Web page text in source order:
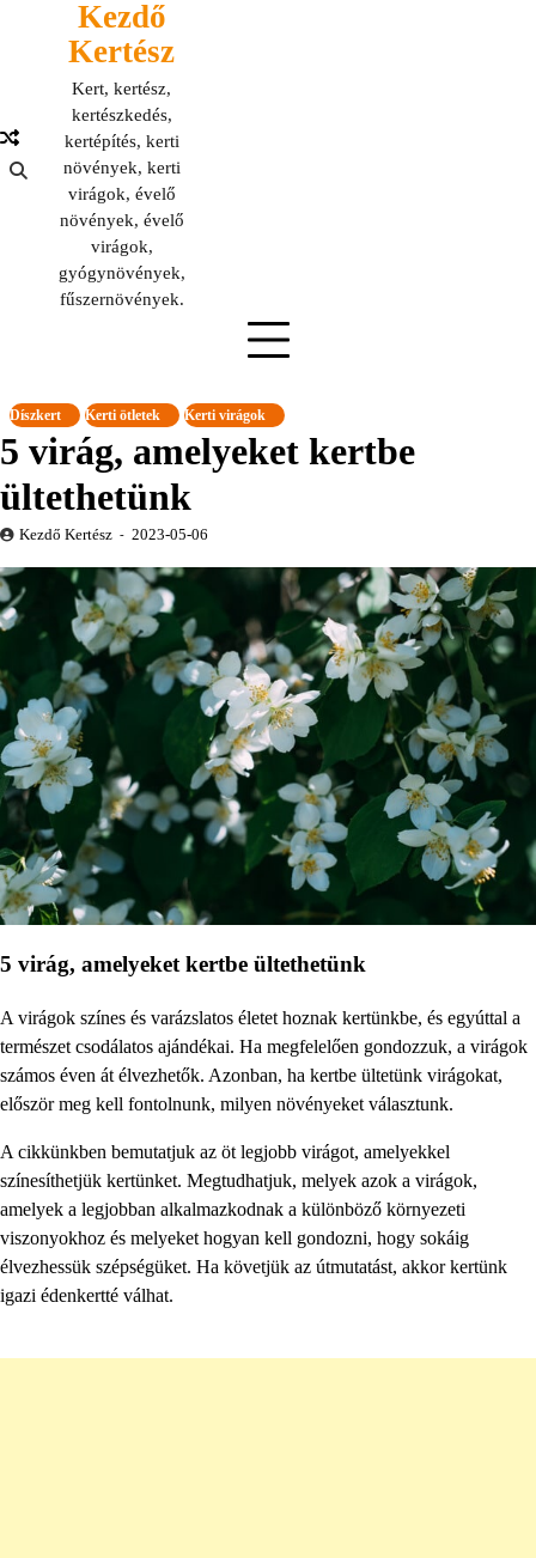
Kezdő
Kertész
Kert, kertész,
kertészkedés,
kertépítés, kerti
növények, kerti
virágok, évelő
növények, évelő
virágok,
gyógynövények,
fűszernövények.
Díszkert Kerti ötletek Kerti virágok
5 virág, amelyeket kertbe
ültethetünk
Kezdő Kertész 2023-05-06
5 virág, amelyeket kertbe ültethetünk
A virágok színes és varázslatos életet hoznak kertünkbe, és egyúttal a
természet csodálatos ajándékai. Ha megfelelően gondozzuk, a virágok
számos éven át élvezhetők. Azonban, ha kertbe ültetünk virágokat,
először meg kell fontolnunk, milyen növényeket választunk.
A cikkünkben bemutatjuk az öt legjobb virágot, amelyekkel
színesíthetjük kertünket. Megtudhatjuk, melyek azok a virágok,
amelyek a legjobban alkalmazkodnak a különböző környezeti
viszonyokhoz és melyeket hogyan kell gondozni, hogy sokáig
élvezhessük szépségüket. Ha követjük az útmutatást, akkor kertünk
igazi édenkertté válhat.